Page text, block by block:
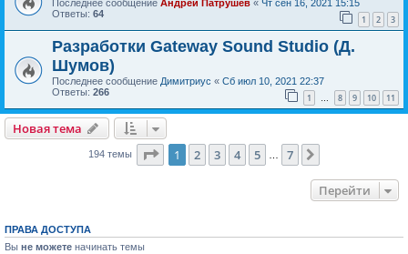
Последнее сообщение Андрей Патрушев « Чт сен 16, 2021 15:15
Ответы: 64 1 2 3
Разработки Gateway Sound Studio (Д.
Шумов)
Последнее сообщение Димитриус « Сб июл 10, 2021 22:37
Ответы: 266 1 8 9 10 11
Новая тема
194 темы Страница из
1 2 3 4 5 7
Перейти
ПРАВА ДОСТУПА
Вы не можете начинать темы